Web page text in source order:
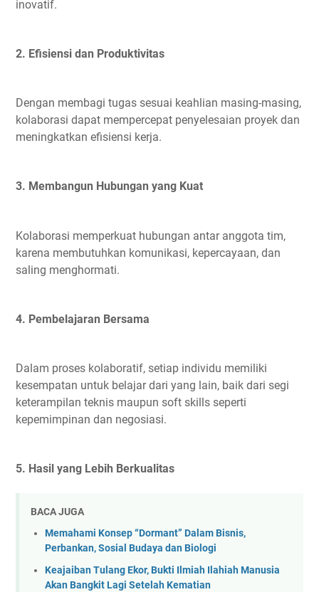
inovatif.
2. Efisiensi dan Produktivitas
Dengan membagi tugas sesuai keahlian masing-masing,
kolaborasi dapat mempercepat penyelesaian proyek dan
meningkatkan efisiensi kerja.
3. Membangun Hubungan yang Kuat
Kolaborasi memperkuat hubungan antar anggota tim,
karena membutuhkan komunikasi, kepercayaan, dan
saling menghormati.
4. Pembelajaran Bersama
Dalam proses kolaboratif, setiap individu memiliki
kesempatan untuk belajar dari yang lain, baik dari segi
keterampilan teknis maupun soft skills seperti
kepemimpinan dan negosiasi.
5. Hasil yang Lebih Berkualitas
BACA JUGA
Memahami Konsep “Dormant” Dalam Bisnis,
Perbankan, Sosial Budaya dan Biologi
Keajaiban Tulang Ekor, Bukti Ilmiah Ilahiah Manusia
Akan Bangkit Lagi Setelah Kematian